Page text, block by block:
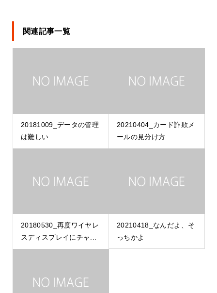
関連記事一覧
20181009_データの管理
は難しい
20210404_カード詐欺メ
ールの見分け方
20180530_再度ワイヤレ
スディスプレイにチャ...
20210418_なんだよ、そ
っちかよ